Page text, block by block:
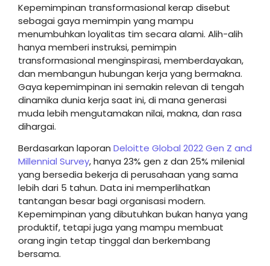
Kepemimpinan transformasional kerap disebut
sebagai gaya memimpin yang mampu
menumbuhkan loyalitas tim secara alami. Alih-alih
hanya memberi instruksi, pemimpin
transformasional menginspirasi, memberdayakan,
dan membangun hubungan kerja yang bermakna.
Gaya kepemimpinan ini semakin relevan di tengah
dinamika dunia kerja saat ini, di mana generasi
muda lebih mengutamakan nilai, makna, dan rasa
dihargai.
Berdasarkan laporan Deloitte Global 2022 Gen Z and
Millennial Survey, hanya 23% gen z dan 25% milenial
yang bersedia bekerja di perusahaan yang sama
lebih dari 5 tahun. Data ini memperlihatkan
tantangan besar bagi organisasi modern.
Kepemimpinan yang dibutuhkan bukan hanya yang
produktif, tetapi juga yang mampu membuat
orang ingin tetap tinggal dan berkembang
bersama.